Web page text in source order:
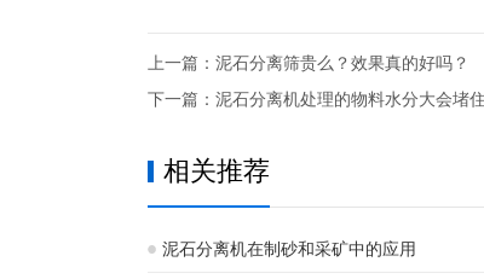
上一篇： 泥石分离筛贵么？效果真的好吗？
下一篇： 泥石分离机处理的物料水分大会堵
相关推荐
泥石分离机在制砂和采矿中的应用